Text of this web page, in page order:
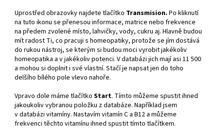
Uprostřed obrazovky najdete tlačítko Transmision. Po kliknutí
na tuto ikonu se přenesou informace, matrice nebo frekvence
na předem zvolené místo, lahvičky, vody, cukru aj. Hlavně budou
mít radost Ti, co pracuji s homeopatiky, protože se jím dostává
do rukou nástroj, se kterým si budou moci vyrobit jakékoliv
homeopatika a v jakékoliv potenci. V databázi jich mají asi 11 500
a mohou si doplnit i své vlastní. Stačí je napsat jen do toho
delšího bílého pole vlevo nahoře.
Vpravo dole máme tlačítko Start. Tímto můžeme spustit ihned
jakoukoliv vybranou položku z databáze. Například jsem
v databázi vitamíny. Nastavím vitamín C a B12 a můžeme
frekvenci těchto vitamínu ihned spustit tímto tlačítkem.